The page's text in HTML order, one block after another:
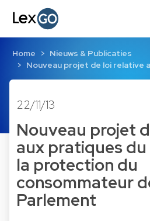
Home
Nieuws & Publicaties
Nouveau projet de loi relative
22/11/13
Nouveau projet
aux pratiques du
la protection du
consommateur
Parlement